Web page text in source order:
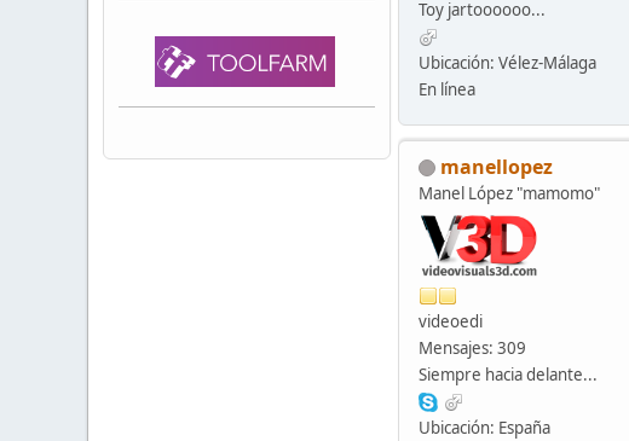
Toy jartoooooo...
Ubicación: Vélez-Málaga
En línea
manellopez
Manel López "mamomo"
videoedi
Mensajes: 309
Siempre hacia delante...
Ubicación: España